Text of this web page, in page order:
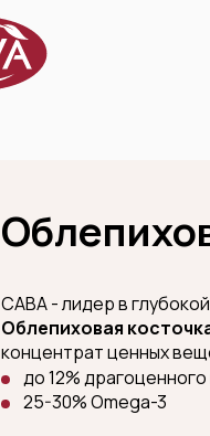
САВА - лидер в
Облепиховая
концентрат ценных
до 12%
25-30% Omega-3